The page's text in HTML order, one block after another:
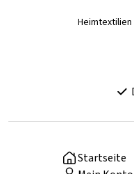
Heimtextilien
Startseite